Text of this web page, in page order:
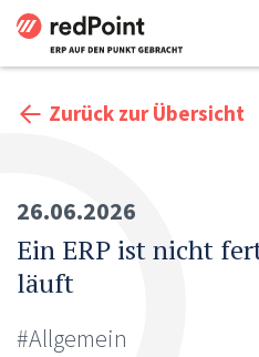
Zurück zur Übersicht
26.06.2026
Ein ERP ist nicht
läuft
#Allgemein